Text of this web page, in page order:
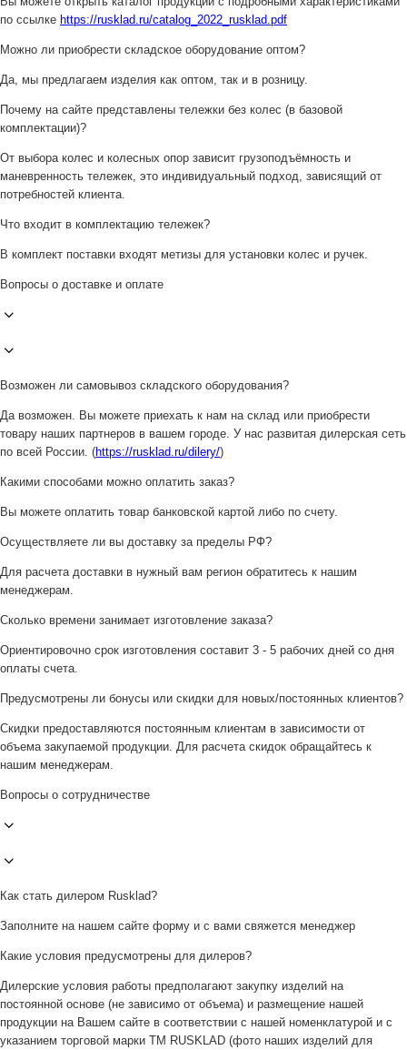
по ссылке https://rusklad.ru/catalog_2022_rusklad.pdf
Можно ли приобрести складское оборудование оптом?
Да, мы предлагаем изделия как оптом, так и в розницу.
Почему на сайте представлены тележки без колес (в базовой
комплектации)?
От выбора колес и колесных опор зависит грузоподъёмность и
маневренность тележек, это индивидуальный подход, зависящий от
потребностей клиента.
Что входит в комплектацию тележек?
В комплект поставки входят метизы для установки колес и ручек.
Вопросы о доставке и оплате
Возможен ли самовывоз складского оборудования?
Да возможен. Вы можете приехать к нам на склад или приобрести
товару наших партнеров в вашем городе. У нас развитая дилерская сеть
по всей России. (https://rusklad.ru/dilery/)
Какими способами можно оплатить заказ?
Вы можете оплатить товар банковской картой либо по счету.
Осуществляете ли вы доставку за пределы РФ?
Для расчета доставки в нужный вам регион обратитесь к нашим
менеджерам.
Сколько времени занимает изготовление заказа?
Ориентировочно срок изготовления составит 3 - 5 рабочих дней со дня
оплаты счета.
Предусмотрены ли бонусы или скидки для новых/постоянных клиентов?
Скидки предоставляются постоянным клиентам в зависимости от
объема закупаемой продукции. Для расчета скидок обращайтесь к
нашим менеджерам.
Вопросы о сотрудничестве
Как стать дилером Rusklad?
Заполните на нашем сайте форму и с вами свяжется менеджер
Какие условия предусмотрены для дилеров?
Дилерские условия работы предполагают закупку изделий на
постоянной основе (не зависимо от объема) и размещение нашей
продукции на Вашем сайте в соответствии с нашей номенклатурой и с
указанием торговой марки ТМ RUSKLAD (фото наших изделий для